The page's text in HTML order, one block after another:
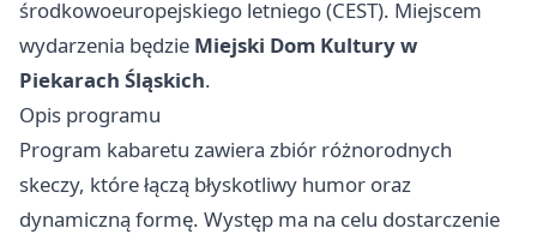
środkowoeuropejskiego letniego (CEST). Miejscem
wydarzenia będzie Miejski Dom Kultury w
Piekarach Śląskich.
Opis programu
Program kabaretu zawiera zbiór różnorodnych
skeczy, które łączą błyskotliwy humor oraz
dynamiczną formę. Występ ma na celu dostarczenie